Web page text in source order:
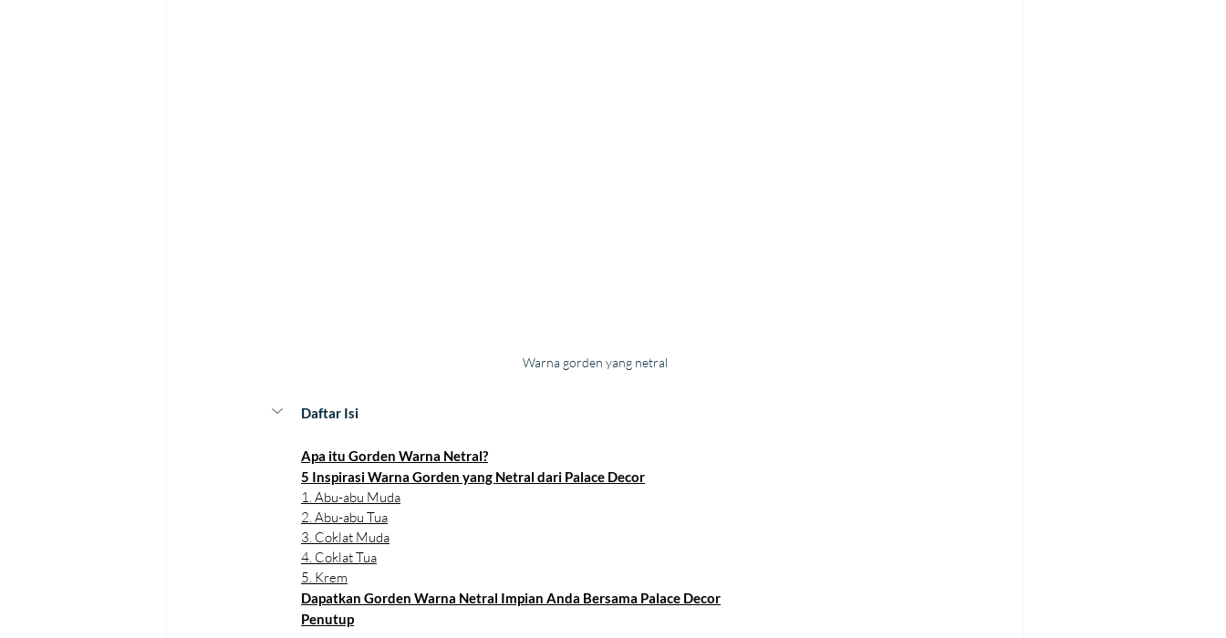
Warna gorden yang netral
Daftar Isi
Apa itu Gorden Warna Netral?
5 Inspirasi Warna Gorden yang Netral dari Palace Decor
1. Abu-abu Muda
2. Abu-abu Tua
3. Coklat Muda
4. Coklat Tua
5. Krem
Dapatkan Gorden Warna Netral Impian Anda Bersama Palace Decor
Penutup